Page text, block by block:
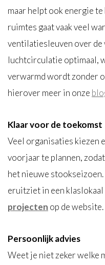
maar helpt ook energie
ruimtes gaat vaak veel
ventilatiesleuven over
luchtcirculatie optimaal,
verwarmd wordt zonder
hierover meer in onze
Klaar voor de toekomst
Veel organisaties kiezen
voorjaar te plannen,
het nieuwe
eruitziet in een
projecten op de website.
Persoonlijk advies
Weet je niet zeker welke